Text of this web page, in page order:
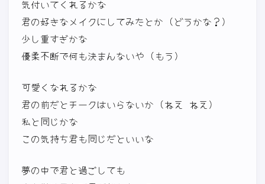
気付いてくれるかな
君の好きなメイクにしてみたとか (どうかな？)
少し重すぎかな
優柔不断で何も決まんないや (もう)
可愛くなれるかな
君の前だとチークはいらないか (ねえ ねえ)
私と同じかな
この気持ち君も同じだといいな
夢の中で君と過ごしても